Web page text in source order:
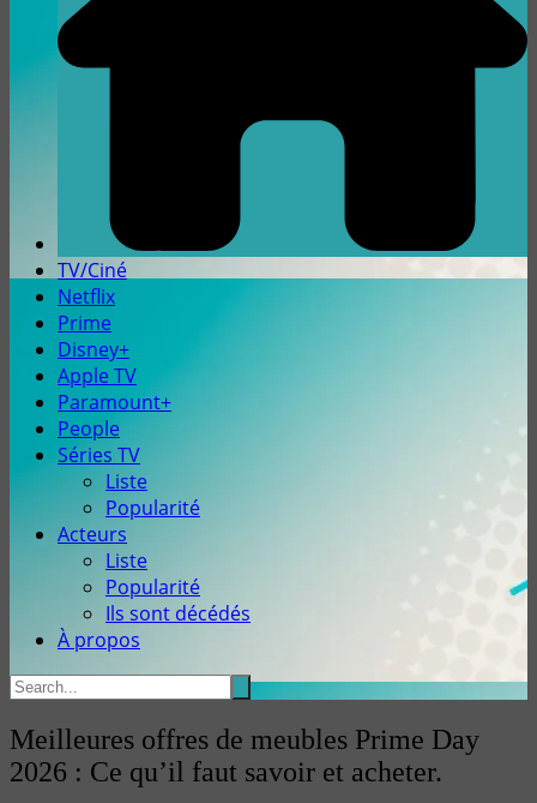
TV/Ciné
Netflix
Prime
Disney+
Apple TV
Paramount+
People
Séries TV
Liste
Popularité
Acteurs
Liste
Popularité
Ils sont décédés
À propos
Meilleures offres de meubles Prime Day
2026 : Ce qu’il faut savoir et acheter.